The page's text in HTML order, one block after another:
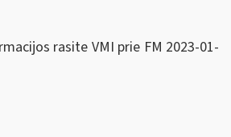
rasite VMI prie FM 2023-01-